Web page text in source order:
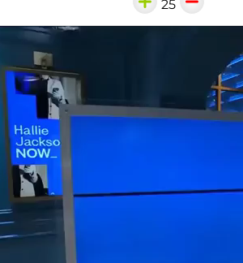
25